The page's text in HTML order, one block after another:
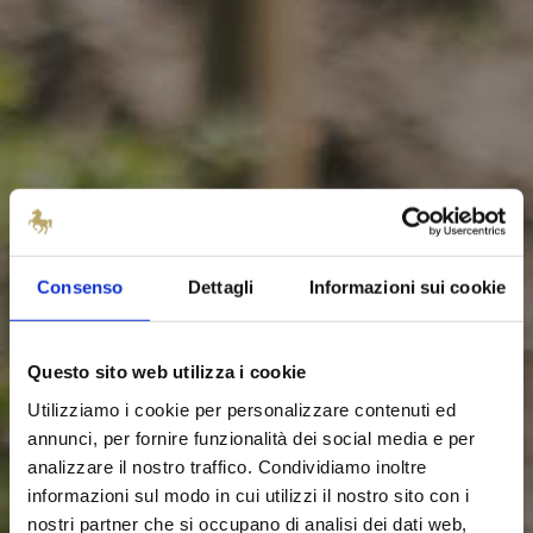
Consenso Dettagli Informazioni sui cookie
Questo sito web utilizza i cookie
Utilizziamo i cookie per personalizzare contenuti ed
annunci, per fornire funzionalità dei social media e per
analizzare il nostro traffico. Condividiamo inoltre
informazioni sul modo in cui utilizzi il nostro sito con i
nostri partner che si occupano di analisi dei dati web,